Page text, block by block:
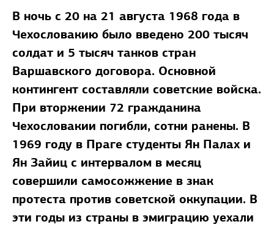
В ночь с 20 на 21 августа 1968 года в
Чехословакию было введено 200 тысяч
солдат и 5 тысяч танков стран
Варшавского договора. Основной
контингент составляли советские войска.
При вторжении 72 гражданина
Чехословакии погибли, сотни ранены. В
1969 году в Праге студенты Ян Палах и
Ян Зайиц с интервалом в месяц
совершили самосожжение в знак
протеста против советской оккупации. В
эти годы из страны в эмиграцию уехали